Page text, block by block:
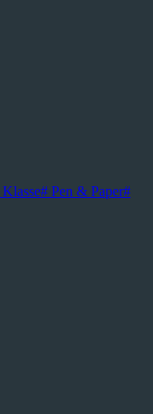
Klasse# Pen & Paper#